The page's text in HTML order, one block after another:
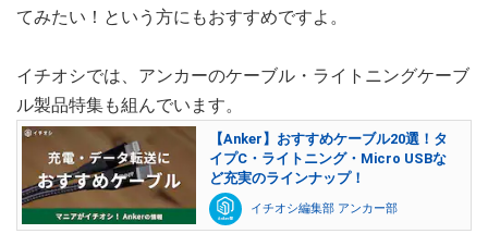
てみたい！という方にもおすすめですよ。
イチオシでは、アンカーのケーブル・ライトニングケーブ
ル製品特集も組んでいます。
【Anker】おすすめケーブル20選！タ
イプC・ライトニング・Micro USBな
ど充実のラインナップ！
イチオシ編集部 アンカー部